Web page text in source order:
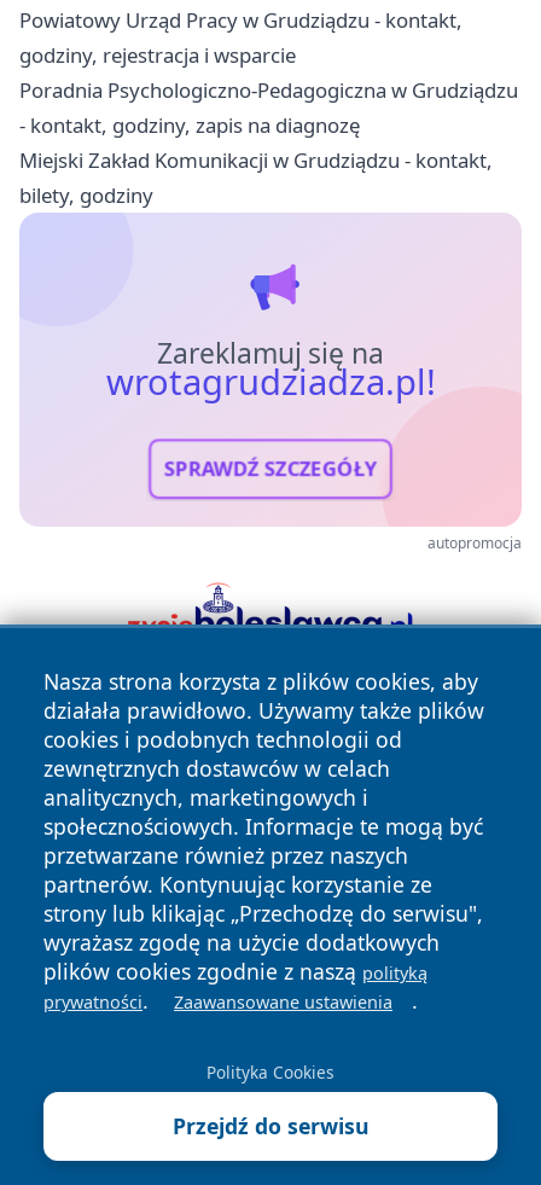
Powiatowy Urząd Pracy w Grudziądzu - kontakt,
godziny, rejestracja i wsparcie
Poradnia Psychologiczno-Pedagogiczna w Grudziądzu
- kontakt, godziny, zapis na diagnozę
Miejski Zakład Komunikacji w Grudziądzu - kontakt,
bilety, godziny
Zareklamuj się na
wrotagrudziadza.pl!
SPRAWDŹ SZCZEGÓŁY
autopromocja
Nasza strona korzysta z plików cookies, aby
działała prawidłowo. Używamy także plików
cookies i podobnych technologii od
zewnętrznych dostawców w celach
analitycznych, marketingowych i
społecznościowych. Informacje te mogą być
przetwarzane również przez naszych
partnerów. Kontynuując korzystanie ze
strony lub klikając „Przechodzę do serwisu",
wyrażasz zgodę na użycie dodatkowych
plików cookies zgodnie z naszą polityką
prywatności. Zaawansowane ustawienia .
Polityka Cookies
Przejdź do serwisu
Copyright © 2026 wrotagrudziadza.pl Wszystkie prawa
zastrzeżone.
News Autorzy
Polityka
Prywatności
Polityka
Cookies